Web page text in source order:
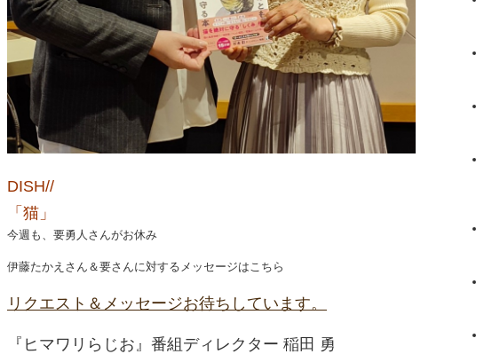
DISH//
「猫」
今週も、要勇人さんがお休み
伊藤たかえさん＆要さんに対するメッセージはこちら
リクエスト＆メッセージお待ちしています。
『ヒマワリらじお』番組ディレクター 稲田 勇